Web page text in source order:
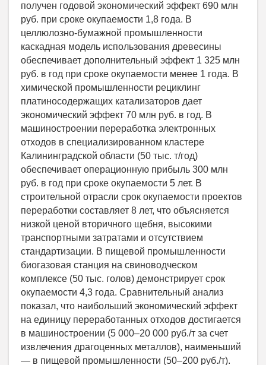
получен годовой экономический эффект 690 млн
руб. при сроке окупаемости 1,8 года. В
целлюлозно-бумажной промышленности
каскадная модель использования древесины
обеспечивает дополнительный эффект 1 325 млн
руб. в год при сроке окупаемости менее 1 года. В
химической промышленности рециклинг
платиносодержащих катализаторов дает
экономический эффект 70 млн руб. в год. В
машиностроении переработка электронных
отходов в специализированном кластере
Калининградской области (50 тыс. т/год)
обеспечивает операционную прибыль 300 млн
руб. в год при сроке окупаемости 5 лет. В
строительной отрасли срок окупаемости проектов
переработки составляет 8 лет, что объясняется
низкой ценой вторичного щебня, высокими
транспортными затратами и отсутствием
стандартизации. В пищевой промышленности
биогазовая станция на свиноводческом
комплексе (50 тыс. голов) демонстрирует срок
окупаемости 4,3 года. Сравнительный анализ
показал, что наибольший экономический эффект
на единицу переработанных отходов достигается
в машиностроении (5 000–20 000 руб./т за счет
извлечения драгоценных металлов), наименьший
— в пищевой промышленности (50–200 руб./т).